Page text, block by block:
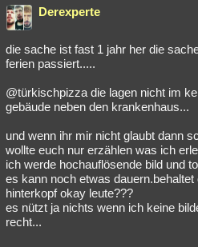
Derexperte
die sache ist fast 1 jahr her die
ferien passiert.....
@türkischpizza die lagen nicht im
gebäude neben den krankenhaus...
und wenn ihr mir nicht glaubt dann
wollte euch nur erzählen was ich
ich werde hochauflösende bild und
es kann noch etwas
hinterkopf okay leute???
es nützt ja nichts wenn ich keine
recht...